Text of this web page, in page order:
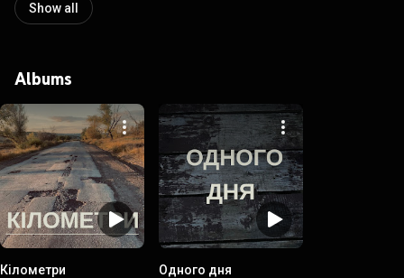
Show all
Albums
Кілометри
Одного дня